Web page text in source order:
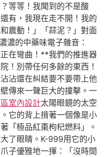
等等！我聞到的不是酸
有，我現在走不開！我的
震動！」「蒜泥？」對面
濃的中藥味電子雜音：
在彎曲！**我們的推進器
！別帶任何多餘的東西！
沾還在糾結要不要帶上他
傳來一聲巨大的撞擊。一
室內設計太陽眼鏡的太空
它的背上揹著一個像是小
「極品紅棗枸杞燃料」。
了眼睛。K-999用它的小
子優雅地一揮：「沒時間